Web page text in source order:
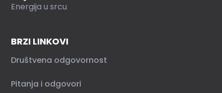
Energija u srcu
BRZI LINKOVI
Društvena odgovornost
Pitanja i odgovori